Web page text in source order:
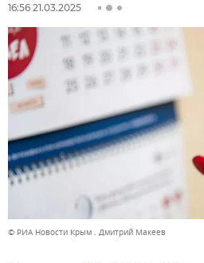
16:56 21.03.2025
© РИА Новости Крым . Дмитрий Макеев